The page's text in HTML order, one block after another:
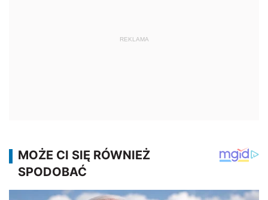
REKLAMA